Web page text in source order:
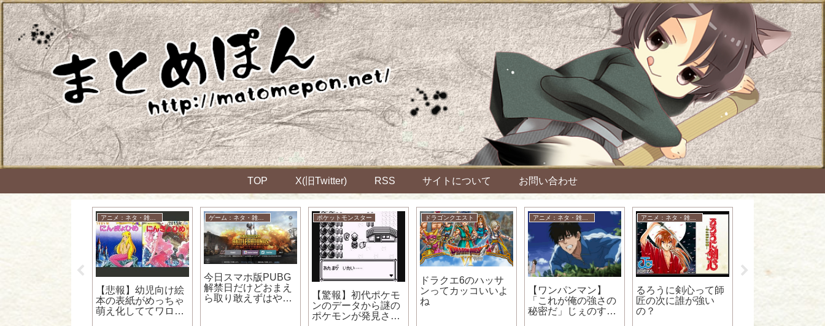
TOP X(旧Twitter) RSS サイトについて お問い合わせ
【悲報】幼児向け絵
本の表紙がめっちゃ
萌え化しててワロタ
今日スマホ版PUBG
解禁日だけどおまえ
ら取り敢えずはやる
ポケットモンスター
【驚報】初代ポケモ
ンのデータから謎の
ポケモンが発見され
ドラゴンクエスト
ドラクエ6のハッサ
ンってカッコいいよ
ね
【ワンパンマン】
「これが俺の強さの
秘密だ」じぇのす
るろうに剣心って師
匠の次に誰が強い
の？